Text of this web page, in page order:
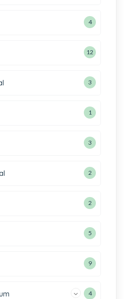
4
12
3
1
3
2
2
5
9
4